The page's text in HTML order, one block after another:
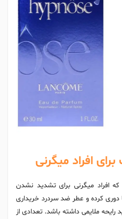
افراد میگرنی
افراد میگرنی برای تشدید نشدن
دوری کرده و عطر ضد سردرد خریداری
رایحه ملایمی داشته باشد. تعدادی از